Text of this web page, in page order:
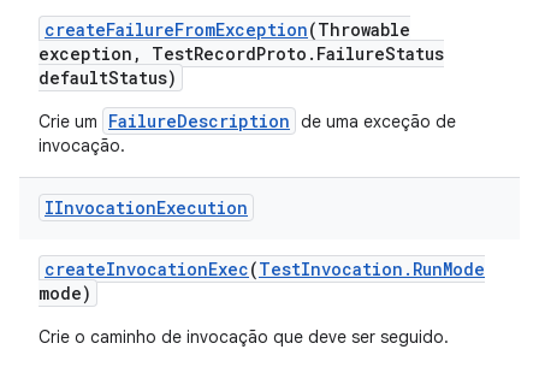
createFailureFromException(Throwable
exception , TestRecordProto . FailureStatus
defaultStatus)
Crie um FailureDescription de uma exceção de
invocação.
IInvocationExecution
createInvocationExec(TestInvocation . RunMode
mode)
Crie o caminho de invocação que deve ser seguido.